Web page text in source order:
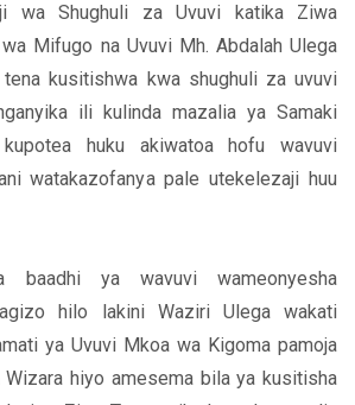
wa Shughuli za Uvuvi katika Ziwa
Mifugo na Uvuvi Mh. Abdalah Ulega
kusitishwa kwa shughuli za uvuvi
ili kulinda mazalia ya Samaki
huku akiwatoa hofu wavuvi
watakazofanya pale utekelezaji huu
baadhi ya wavuvi wameonyesha
hilo lakini Waziri Ulega wakati
ya Uvuvi Mkoa wa Kigoma pamoja
hiyo amesema bila ya kusitisha